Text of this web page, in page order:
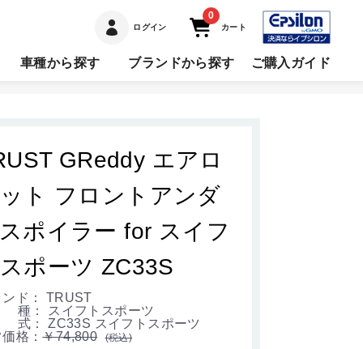
ログイン
0
カート
車種から探す ブランドから探す ご購入ガイド
GReddy エアロ
ト フロントアンダ
ポイラー for スイフ
スポーツ ZC33S
ンド： TRUST
： スイフトスポーツ
： ZC33S スイフトスポーツ
格：￥74,800 (税込)